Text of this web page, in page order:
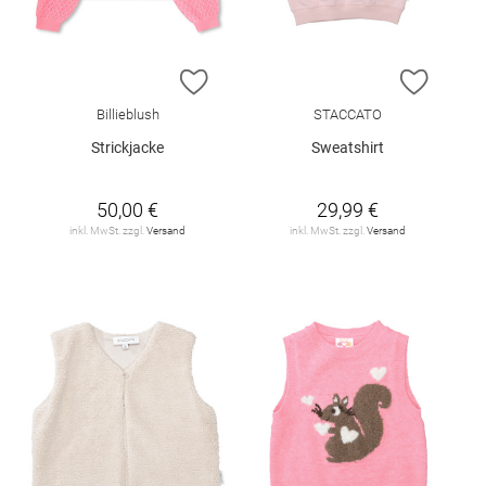
ZUR WUNSCHLISTE HINZUFÜGEN
Billieblush
Strickjacke
50,00 €
inkl. MwSt. zzgl. Versand
ZUR
STACCATO
Sweatshirt
29,99 €
inkl. MwSt. zzgl. Versand